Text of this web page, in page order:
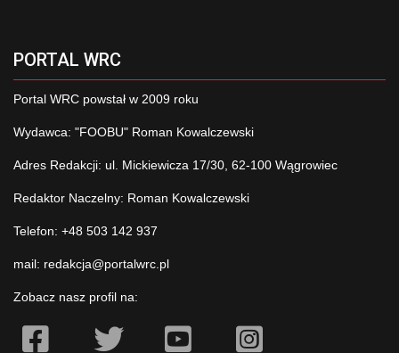
PORTAL WRC
Portal WRC powstał w 2009 roku
Wydawca: "FOOBU" Roman Kowalczewski
Adres Redakcji: ul. Mickiewicza 17/30, 62-100 Wągrowiec
Redaktor Naczelny: Roman Kowalczewski
Telefon: +48 503 142 937
mail: redakcja@portalwrc.pl
Zobacz nasz profil na: